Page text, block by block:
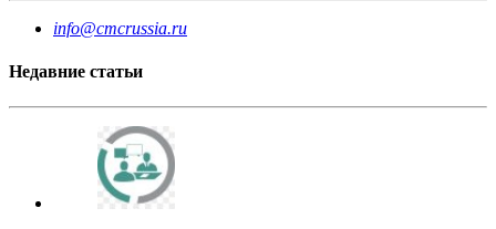
info@cmcrussia.ru
Недавние статьи